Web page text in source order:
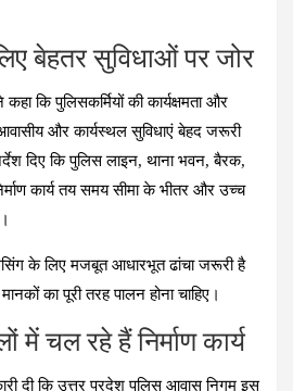
बेहतर सुविधाओं पर जोर
कि पुलिसकर्मियों की कार्यक्षमता और
और कार्यस्थल सुविधाएं बेहद जरूरी
दिए कि पुलिस लाइन, थाना भवन, बैरक,
कार्य तय समय सीमा के भीतर और उच्च
के लिए मजबूत आधारभूत ढांचा जरूरी है
का पूरी तरह पालन होना चाहिए।
चल रहे हैं निर्माण कार्य
दी कि उत्तर प्रदेश पुलिस आवास निगम इस